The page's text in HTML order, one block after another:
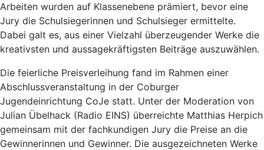
Arbeiten wurden auf Klassenebene prämiert, bevor eine
Jury die Schulsiegerinnen und Schulsieger ermittelte.
Dabei galt es, aus einer Vielzahl überzeugender Werke die
kreativsten und aussagekräftigsten Beiträge auszuwählen.
Die feierliche Preisverleihung fand im Rahmen einer
Abschlussveranstaltung in der Coburger
Jugendeinrichtung CoJe statt. Unter der Moderation von
Julian Übelhack (Radio EINS) überreichte Matthias Herpich
gemeinsam mit der fachkundigen Jury die Preise an die
Gewinnerinnen und Gewinner. Die ausgezeichneten Werke